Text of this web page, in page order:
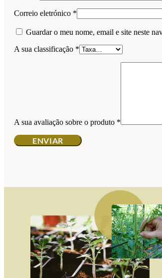
Correio eletrónico *
Guardar o meu nome, email e site neste
A sua classificação *
A sua avaliação sobre o produto *